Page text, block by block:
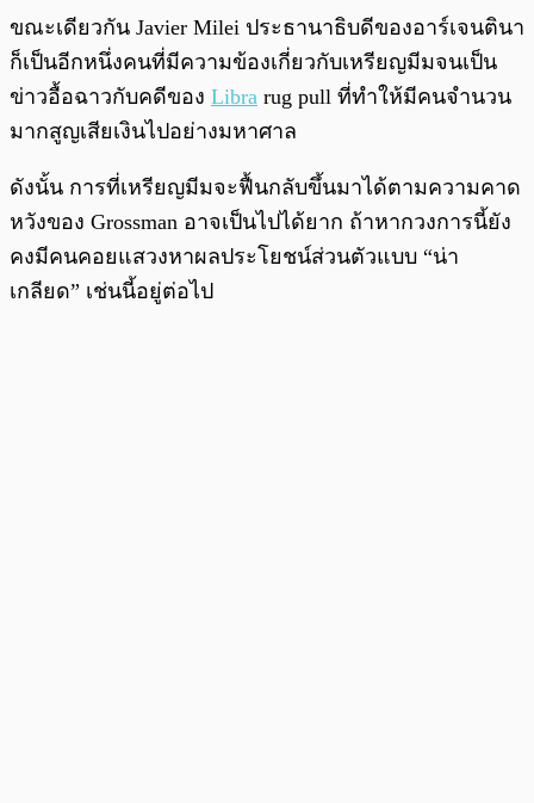
ขณะเดียวกัน Javier Milei ประธานาธิบดีของอาร์เจนตินา
ก็เป็นอีกหนึ่งคนที่มีความข้องเกี่ยวกับเหรียญมีมจนเป็น
ข่าวอื้อฉาวกับคดีของ Libra rug pull ที่ทำให้มีคนจำนวน
มากสูญเสียเงินไปอย่างมหาศาล
ดังนั้น การที่เหรียญมีมจะฟื้นกลับขึ้นมาได้ตามความคาด
หวังของ Grossman อาจเป็นไปได้ยาก ถ้าหากวงการนี้ยัง
คงมีคนคอยแสวงหาผลประโยชน์ส่วนตัวแบบ “น่า
เกลียด” เช่นนี้อยู่ต่อไป